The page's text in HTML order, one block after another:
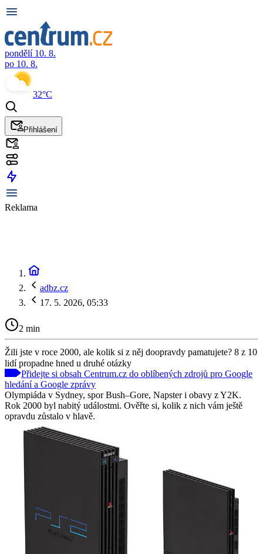
pondělí 10. 8.
po 10. 8.
32°C
Přihlášení
Reklama
adbz.cz
17. 5. 2026, 05:33
2 min
Žili jste v roce 2000, ale kolik si z něj doopravdy pamatujete? 8 z 10
lidí propadne hned u druhé otázky
Přidejte si obsah Centrum.cz do oblíbených zdrojů pro Google
hledání a Google zprávy
Olympiáda v Sydney, spor Bush–Gore, Napster i obavy z Y2K.
Rok 2000 byl nabitý událostmi. Ověřte si, kolik z nich vám ještě
opravdu zůstalo v hlavě.